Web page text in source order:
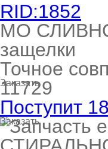
RID:1852
МО
защелки
Точное
Заказать
11729
Поступит
Заказать